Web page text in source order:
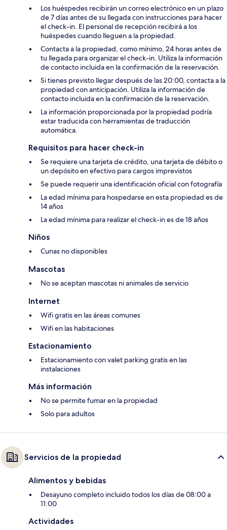
Los huéspedes recibirán un correo electrónico en un plazo
de 7 días antes de su llegada con instrucciones para hacer
el check-in. El personal de recepción recibirá a los
huéspedes cuando lleguen a la propiedad.
Contacta a la propiedad, como mínimo, 24 horas antes de
tu llegada para organizar el check-in. Utiliza la información
de contacto incluida en la confirmación de la reservación.
Si tienes previsto llegar después de las 20:00, contacta a la
propiedad con anticipación. Utiliza la información de
contacto incluida en la confirmación de la reservación.
La información proporcionada por la propiedad podría
estar traducida con herramientas de traducción
automática.
Requisitos para hacer check-in
Se requiere una tarjeta de crédito, una tarjeta de débito o
un depósito en efectivo para cargos imprevistos
Se puede requerir una identificación oficial con fotografía
La edad mínima para hospedarse en esta propiedad es de
14 años
La edad mínima para realizar el check-in es de 18 años
Niños
Cunas no disponibles
Mascotas
No se aceptan mascotas ni animales de servicio
Internet
Wifi gratis en las áreas comunes
Wifi en las habitaciones
Estacionamiento
Estacionamiento con valet parking gratis en las
instalaciones
Más información
No se permite fumar en la propiedad
Solo para adultos
Servicios de la propiedad
Alimentos y bebidas
Desayuno completo incluido todos los días de 08:00 a
11:00
Actividades